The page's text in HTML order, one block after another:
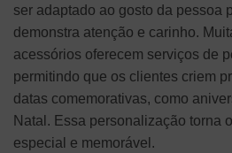
ser adaptado ao gosto da pessoa
demonstra atenção e carinho.
acessórios oferecem serviços de
permitindo que os clientes criem
datas comemorativas, como
Natal. Essa personalização torna
especial e memorável.